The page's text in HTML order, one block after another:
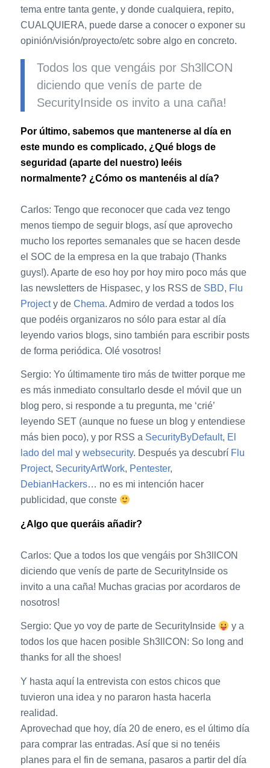
tema entre tanta gente, y donde cualquiera, repito,
CUALQUIERA, puede darse a conocer o exponer su
opinión/visión/proyecto/etc sobre algo en concreto.
Todos los que vengáis por Sh3llCON
diciendo que venís de parte de
SecurityInside os invito a una caña!
Por último, sabemos que mantenerse al día en
este mundo es complicado, ¿Qué blogs de
seguridad (aparte del nuestro) leéis
normalmente? ¿Cómo os mantenéis al día?
Carlos: Tengo que reconocer que cada vez tengo
menos tiempo de seguir blogs, así que aprovecho
mucho los reportes semanales que se hacen desde
el SOC de la empresa en la que trabajo (Thanks
guys!). Aparte de eso hoy por hoy miro poco más que
las newsletters de Hispasec, y los RSS de SBD, Flu
Projecty de Chema. Admiro de verdad a todos los
que podéis organizaros no sólo para estar al día
leyendo varios blogs, sino también para escribir posts
de forma periódica. Olé vosotros!
Sergio: Yo últimamente tiro más de twitter porque me
es más inmediato consultarlo desde el móvil que un
blog pero, si responde a tu pregunta, me ‘crié’
leyendo SET (aunque no fuese un blog y entendiese
más bien poco), y por RSS a SecurityByDefault, El
lado del mal y websecurity. Después ya descubrí Flu
Project, SecurityArtWork, Pentester,
DebianHackers… no es mi intención hacer
publicidad, que conste
¿Algo que queráis añadir?
Carlos: Que a todos los que vengáis por Sh3llCON
diciendo que venís de parte de SecurityInside os
invito a una caña! Muchas gracias por acordaros de
nosotros!
Sergio: Que yo voy de parte de SecurityInside
y a
todos los que hacen posible Sh3llCON: So long and
thanks for all the shoes!
Y hasta aquí la entrevista con estos chicos que
tuvieron una idea y no pararon hasta hacerla
realidad.
Aprovechad que hoy, día 20 de enero, es el último día
para comprar las entradas. Así que si no tenéis
planes para el fin de semana, pasaros a partir del día